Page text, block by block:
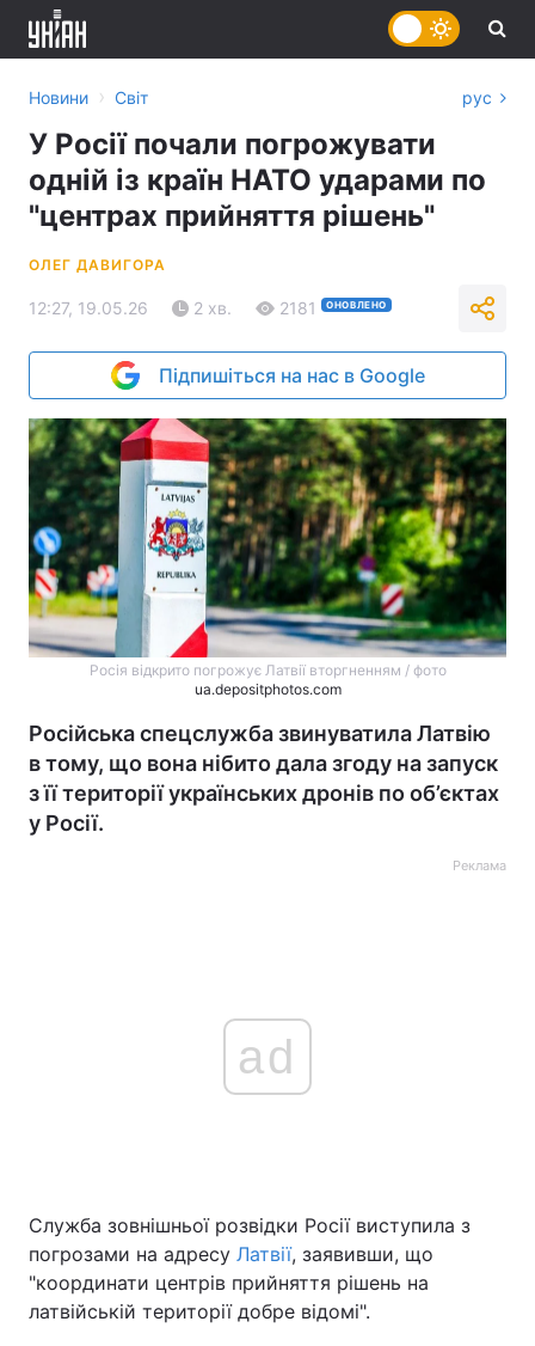
Україна Політика
Економіка Світ
Новини › Світ рус
У Росії почали погрожувати
одній із країн НАТО ударами по
"центрах прийняття рішень"
ОЛЕГ ДАВИГОРА
12:27, 19.05.26 2 хв. 2181 ОНОВЛЕНО
Підпишіться на нас в Google
Росія відкрито погрожує Латвії вторгненням / фото
ua.depositphotos.com
Російська спецслужба звинуватила Латвію
в тому, що вона нібито дала згоду на запуск
з її території українських дронів по об’єктах
у Росії.
Реклама
ad
Служба зовнішньої розвідки Росії виступила з
погрозами на адресу Латвії, заявивши, що
"координати центрів прийняття рішень на
латвійській території добре відомі".